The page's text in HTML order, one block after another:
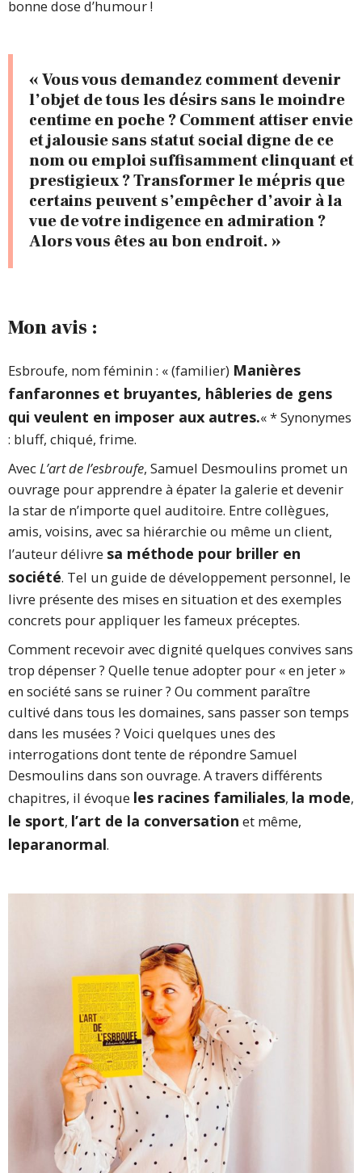
bonne dose d’humour !
« Vous vous demandez comment devenir
l’objet de tous les désirs sans le moindre
centime en poche ? Comment attiser envie
et jalousie sans statut social digne de ce
nom ou emploi suffisamment clinquant et
prestigieux ? Transformer le mépris que
certains peuvent s’empêcher d’avoir à la
vue de votre indigence en admiration ?
Alors vous êtes au bon endroit. »
Mon avis :
Esbroufe, nom féminin : « (familier) Manières
fanfaronnes et bruyantes, hâbleries de gens
qui veulent en imposer aux autres.« * Synonymes
: bluff, chiqué, frime.
AvecL’art de l’esbroufe, Samuel Desmoulins promet un
ouvrage pour apprendre à épater la galerie et devenir
la star de n’importe quel auditoire. Entre collègues,
amis, voisins, avec sa hiérarchie ou même un client,
l’auteur délivre sa méthode pour briller en
société. Tel un guide de développement personnel, le
livre présente des mises en situation et des exemples
concrets pour appliquer les fameux préceptes.
Comment recevoir avec dignité quelques convives sans
trop dépenser ? Quelle tenue adopter pour « en jeter »
en société sans se ruiner ? Ou comment paraître
cultivé dans tous les domaines, sans passer son temps
dans les musées ? Voici quelques unes des
interrogations dont tente de répondre Samuel
Desmoulins dans son ouvrage. A travers différents
chapitres, il évoque les racines familiales, la mode,
le sport, l’art de la conversation et même,
leparanormal.